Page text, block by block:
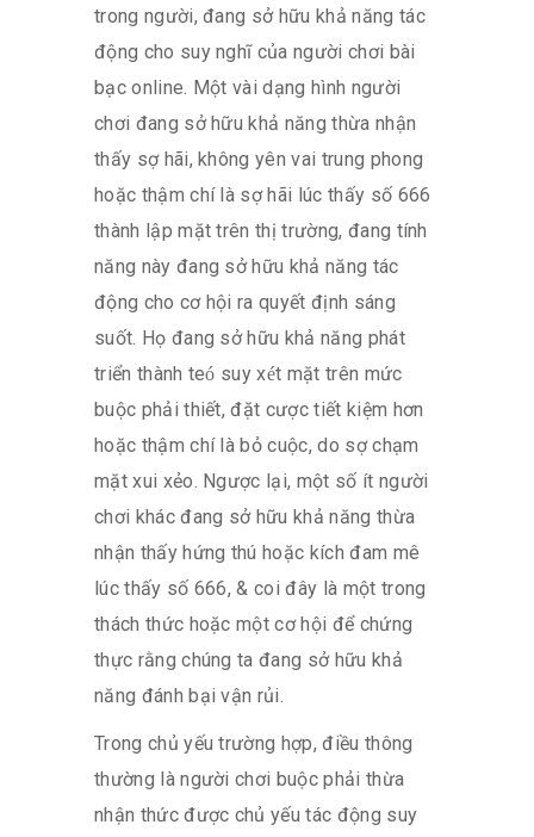
trong người, đang sở hữu khả năng tác
động cho suy nghĩ của người chơi bài
bạc online. Một vài dạng hình người
chơi đang sở hữu khả năng thừa nhận
thấy sợ hãi, không yên vai trung phong
hoặc thậm chí là sợ hãi lúc thấy số 666
thành lập mặt trên thị trường, đang tính
năng này đang sở hữu khả năng tác
động cho cơ hội ra quyết định sáng
suốt. Họ đang sở hữu khả năng phát
triển thành teó suy xét mặt trên mức
buộc phải thiết, đặt cược tiết kiệm hơn
hoặc thậm chí là bỏ cuộc, do sợ chạm
mặt xui xẻo. Ngược lại, một số ít người
chơi khác đang sở hữu khả năng thừa
nhận thấy hứng thú hoặc kích đam mê
lúc thấy số 666, & coi đây là một trong
thách thức hoặc một cơ hội để chứng
thực rằng chúng ta đang sở hữu khả
năng đánh bại vận rủi.
Trong chủ yếu trường hợp, điều thông
thường là người chơi buộc phải thừa
nhận thức được chủ yếu tác động suy